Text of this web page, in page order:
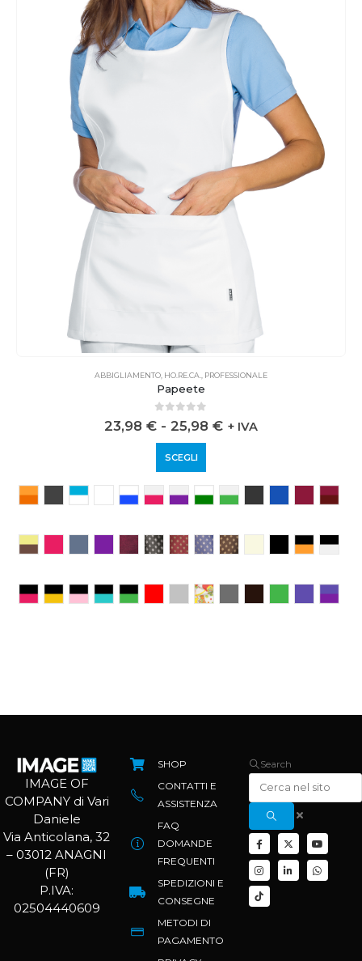
ABBIGLIAMENTO HO.RE.CA. PROFESSIONALE
Papeete
0 out of 5
23,98 € - 25,98 € + IVA
SCEGLI
IMAGE OF
COMPANY di Vari
Daniele
Via Anticolana, 32
– 03012 ANAGNI
(FR)
P.IVA:
02504440609
SHOP
CONTATTI E
ASSISTENZA
FAQ
DOMANDE
FREQUENTI
SPEDIZIONI E
CONSEGNE
METODI DI
PAGAMENTO
Search